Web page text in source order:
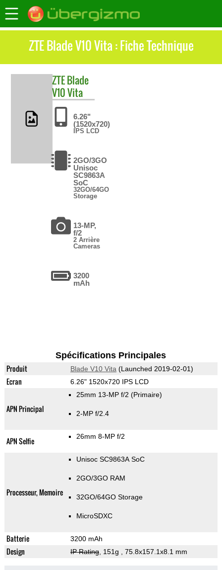
ZTE Blade V10 Vita : Fiche Technique
ZTEBlade
V10 Vita
6.26"
(1520x720)
IPS LCD
2GO/3GO
Unisoc
SC9863A
SoC
32GO/64GO
Storage
13-MP,
f/2
2 Arrière
Cameras
3200
mAh
Spécifications Principales
Produit Blade V10 Vita (Launched 2019-02-01)
Ecran 6.26" 1520x720 IPS LCD
APN Principal
25mm 13-MP f/2 (Primaire)
2-MP f/2.4
APN Selfie 26mm 8-MP f/2
Processeur, Memoire
Unisoc SC9863A SoC
2GO/3GO RAM
32GO/64GO Storage
MicroSDXC
Batterie 3200 mAh
Design IP Rating, 151g , 75.8x157.1x8.1 mm